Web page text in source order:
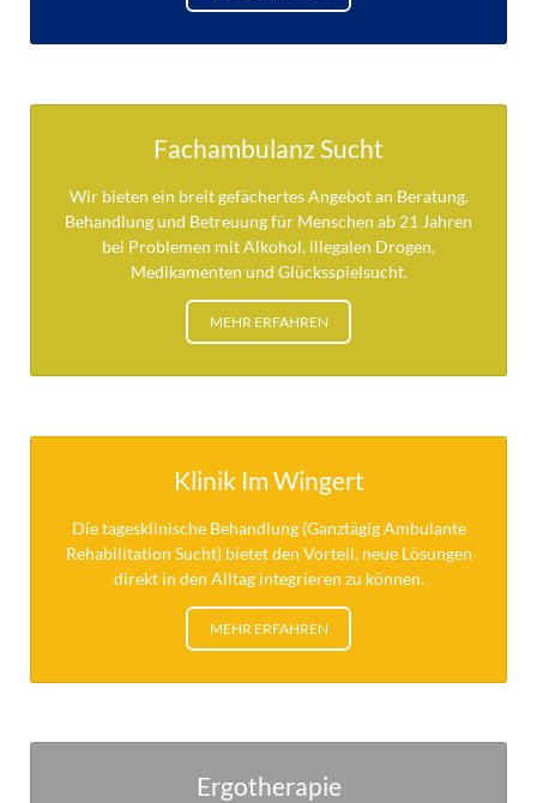
Fachambulanz Sucht
Wir bieten ein breit gefächertes Angebot an Beratung,
Behandlung und Betreuung für Menschen ab 21 Jahren
bei Problemen mit Alkohol, illegalen Drogen,
Medikamenten und Glücksspielsucht.
MEHR ERFAHREN
Klinik Im Wingert
Die tagesklinische Behandlung (Ganztägig Ambulante
Rehabilitation Sucht) bietet den Vorteil, neue Lösungen
direkt in den Alltag integrieren zu können.
MEHR ERFAHREN
Ergotherapie